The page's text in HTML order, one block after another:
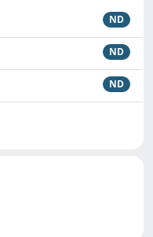
ND
ND
ND